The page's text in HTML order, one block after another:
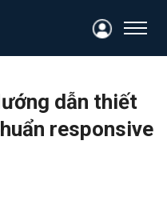
dẫn thiết
responsive